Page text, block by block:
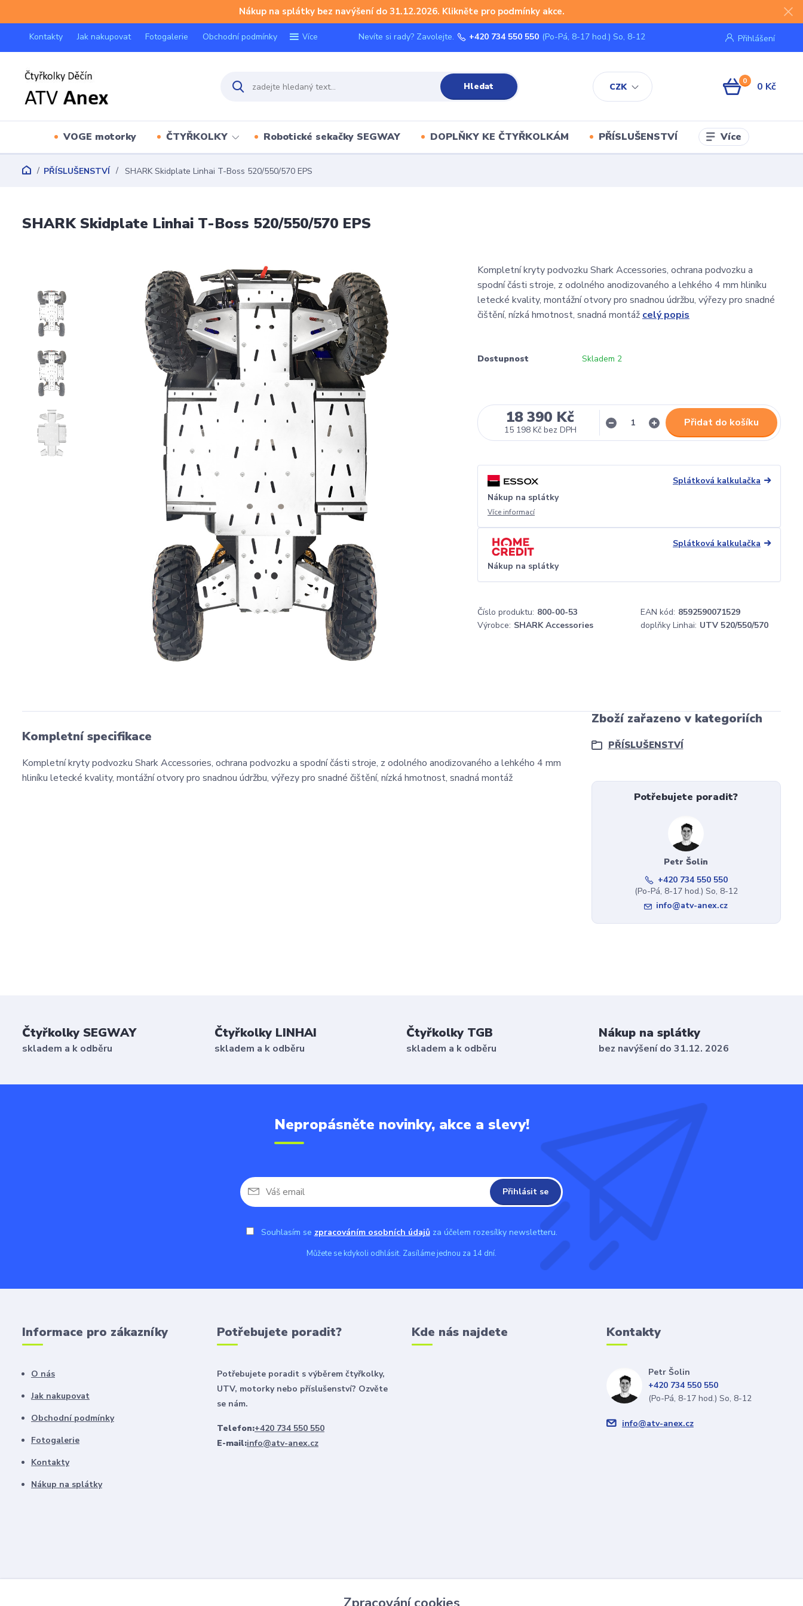
Nákup na splátky bez navýšení do 31.12.2026. Klikněte pro podmínky akce.
Kontakty Jak nakupovat Fotogalerie Obchodní podmínky Více
CZK
Přihlášení
Hledat
Nevíte si rady? Zavolejte. +420 734 550 550 (Po-Pá, 8-17 hod.) So, 8-12
0 0 Kč
VOGE motorky ČTYŘKOLKY Robotické sekačky SEGWAY DOPLŇKY KE ČTYŘKOLKÁM PŘÍSLUŠENSTVÍ Více
PŘÍSLUŠENSTVÍ SHARK Skidplate Linhai T-Boss 520/550/570 EPS
SHARK Skidplate Linhai T-Boss 520/550/570 EPS
Kompletní kryty podvozku Shark Accessories, ochrana podvozku a
spodní části stroje, z odolného anodizovaného a lehkého 4 mm hliníku
letecké kvality, montážní otvory pro snadnou údržbu, výřezy pro snadné
čištění, nízká hmotnost, snadná montáž celý popis
Dostupnost Skladem 2
18 390 Kč
15 198 Kč bez DPH
Přidat do košíku
Splátková kalkulačka
Nákup na splátky
Více informací
Splátková kalkulačka
Nákup na splátky
Číslo produktu: 800-00-53 EAN kód: 8592590071529
Výrobce: SHARK Accessories doplňky Linhai: UTV 520/550/570
Kompletní specifikace
Kompletní kryty podvozku Shark Accessories, ochrana podvozku a spodní části stroje, z odolného anodizovaného a lehkého 4 mm
hliníku letecké kvality, montážní otvory pro snadnou údržbu, výřezy pro snadné čištění, nízká hmotnost, snadná montáž
Zboží zařazeno v kategoriích
PŘÍSLUŠENSTVÍ
Potřebujete poradit?
Petr Šolin
+420 734 550 550
(Po-Pá, 8-17 hod.) So, 8-12
info@atv-anex.cz
Čtyřkolky SEGWAY
skladem a k odběru
Čtyřkolky LINHAI
skladem a k odběru
Čtyřkolky TGB
skladem a k odběru
Nákup na splátky
bez navýšení do 31.12. 2026
Nepropásněte novinky, akce a slevy!
Přihlásit se
Souhlasím se zpracováním osobních údajůza účelem rozesílky newsletteru.
Můžete se kdykoli odhlásit. Zasíláme jednou za 14 dní.
Informace pro zákazníky
O nás
Jak nakupovat
Obchodní podmínky
Fotogalerie
Kontakty
Nákup na splátky
Potřebujete poradit?
Potřebujete poradit s výběrem čtyřkolky,
UTV, motorky nebo příslušenství? Ozvěte
se nám.
Telefon:+420 734 550 550
E-mail:info@atv-anex.cz
Kde nás najdete Kontakty
Petr Šolin
+420 734 550 550
(Po-Pá, 8-17 hod.) So, 8-12
info@atv-anex.cz